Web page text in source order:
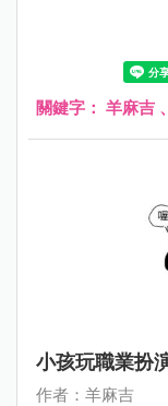
關鍵字： 羊麻吉
小孩玩職業扮
作者：羊麻吉